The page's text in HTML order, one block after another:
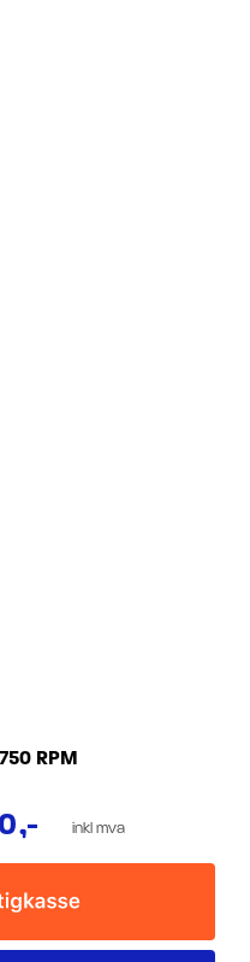
RPM
,- inkl mva